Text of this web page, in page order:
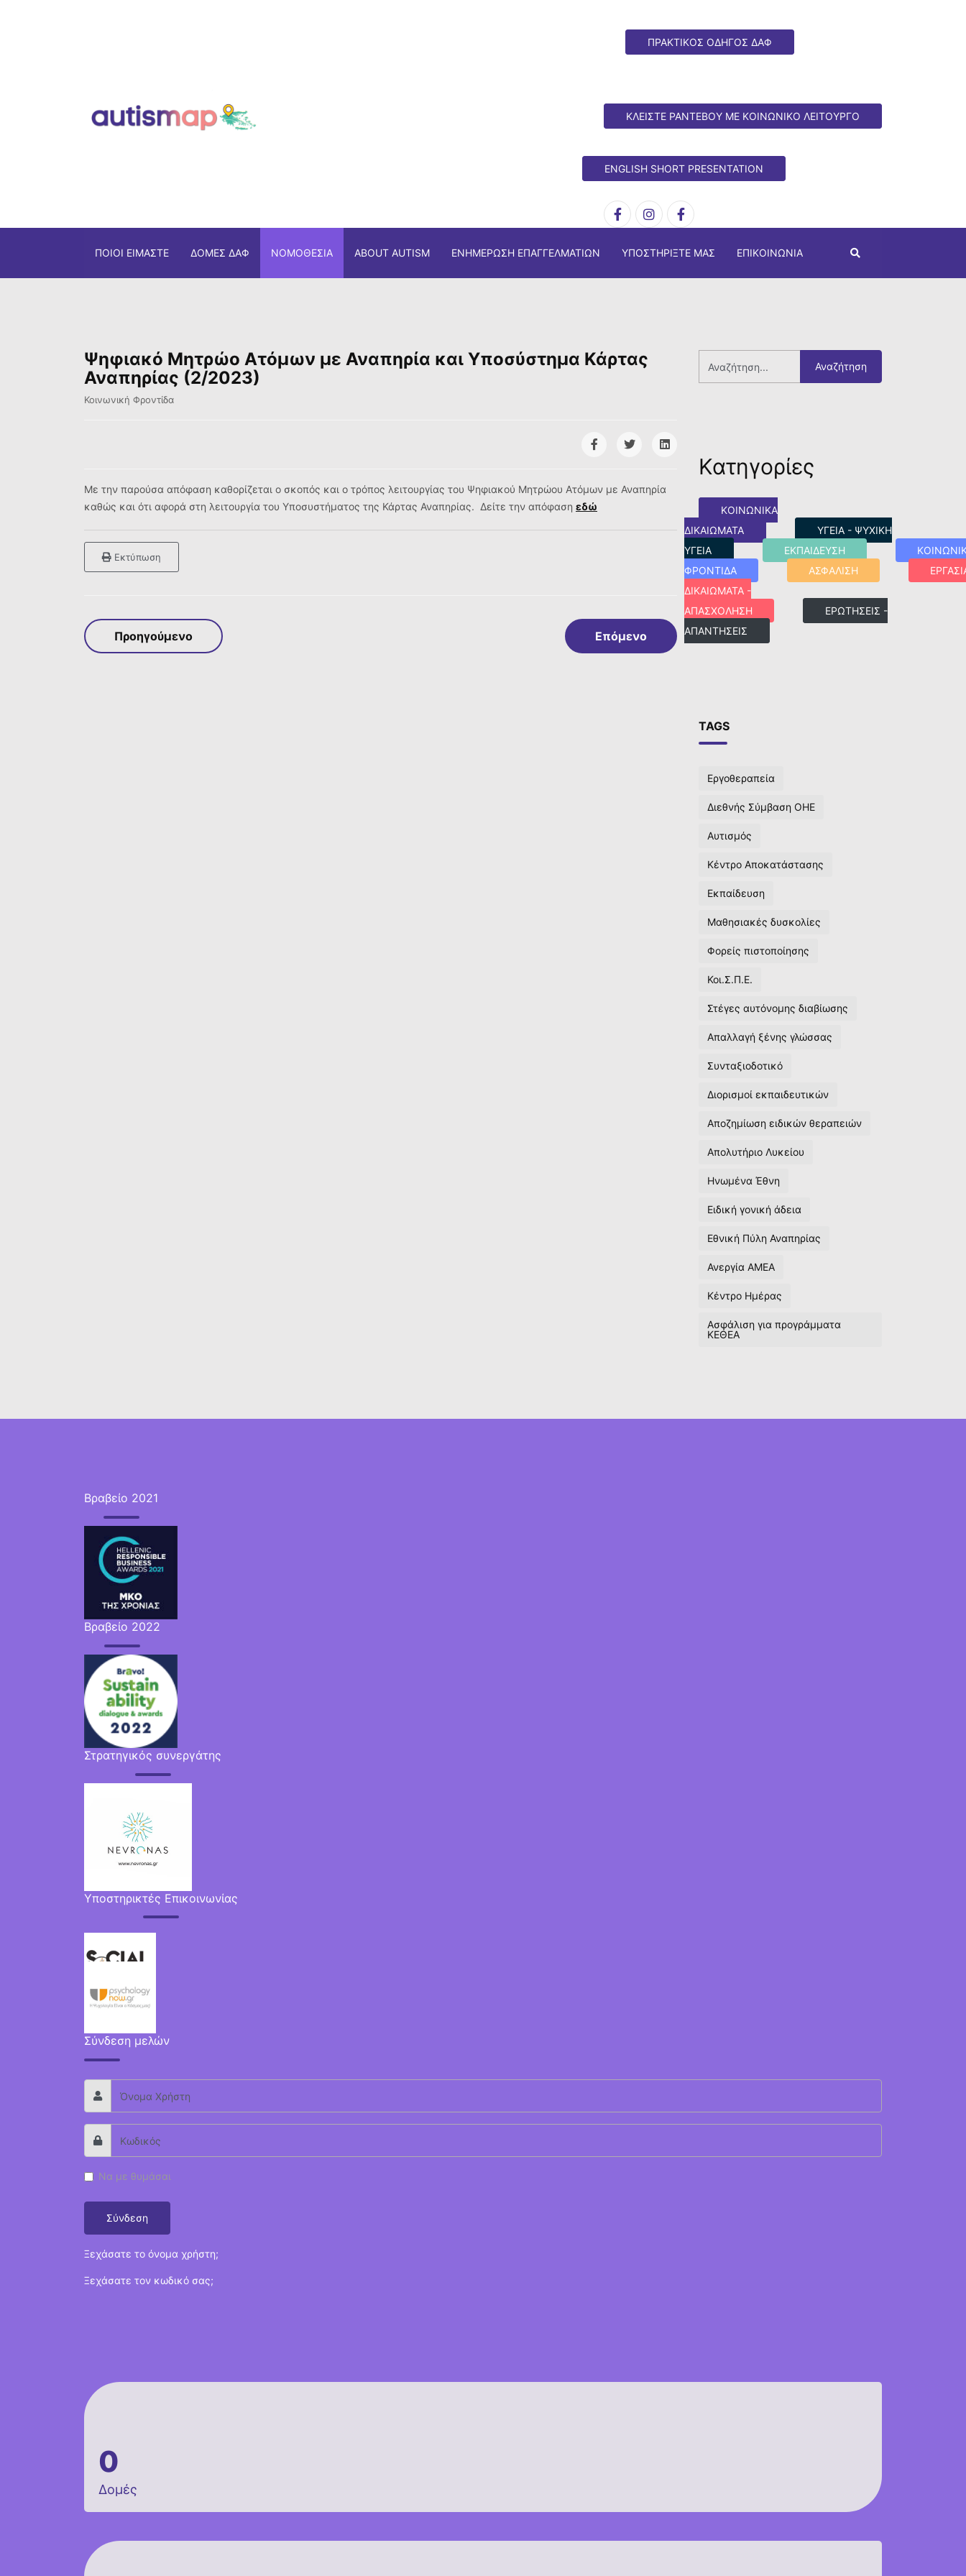
ΠΡΑΚΤΙΚΟΣ ΟΔΗΓΟΣ ΔΑΦ
ΚΛΕΙΣΤΕ ΡΑΝΤΕΒΟΥ ΜΕ ΚΟΙΝΩΝΙΚΟ ΛΕΙΤΟΥΡΓΟ
ENGLISH SHORT PRESENTATION
ΠΟΙΟΙ ΕΊΜΑΣΤΕ ΔΟΜΈΣ ΔΑΦ ΝΟΜΟΘΕΣΊΑ ABOUT AUTISM ΕΝΗΜΈΡΩΣΗ ΕΠΑΓΓΕΛΜΑΤΙΏΝ ΥΠΟΣΤΗΡΊΞΤΕ ΜΑΣ ΕΠΙΚΟΙΝΩΝΊΑ
Ψηφιακό Μητρώο Ατόμων με Αναπηρία και Υποσύστημα Κάρτας
Αναπηρίας (2/2023)
Κοινωνική Φροντίδα
Με την παρούσα απόφαση καθορίζεται ο σκοπός και ο τρόπος λειτουργίας του Ψηφιακού Μητρώου Ατόμων με Αναπηρία
καθώς και ότι αφορά στη λειτουργία του Υποσυστήματος της Κάρτας Αναπηρίας. Δείτε την απόφαση εδώ
Εκτύπωση
Προηγούμενο Επόμενο
Αναζήτηση
Κατηγορίες
ΚΟΙΝΩΝΙΚΑ
ΔΙΚΑΙΩΜΑΤΑ
ΥΓΕΙΑ - ΨΥΧΙΚΗ
ΥΓΕΙΑ
ΕΚΠΑΙΔΕΥΣΗ
ΦΡΟΝΤΙΔΑ
ΑΣΦΑΛΙΣΗ
ΔΙΚΑΙΩΜΑΤΑ -
ΑΠΑΣΧΟΛΗΣΗ
ΕΡΩΤΗΣΕΙΣ -
ΑΠΑΝΤΗΣΕΙΣ
TAGS
Εργοθεραπεία
Διεθνής Σύμβαση ΟΗΕ
Αυτισμός
Κέντρο Αποκατάστασης
Εκπαίδευση
Μαθησιακές δυσκολίες
Φορείς πιστοποίησης
Κοι.Σ.Π.Ε.
Στέγες αυτόνομης διαβίωσης
Απαλλαγή ξένης γλώσσας
Συνταξιοδοτικό
Διορισμοί εκπαιδευτικών
Αποζημίωση ειδικών θεραπειών
Απολυτήριο Λυκείου
Ηνωμένα Έθνη
Ειδική γονική άδεια
Εθνική Πύλη Αναπηρίας
Ανεργία ΑΜΕΑ
Κέντρο Ημέρας
Ασφάλιση για προγράμματα
ΚΕΘΕΑ
Βραβείο 2021
Βραβείο 2022
Στρατηγικός συνεργάτης
Υποστηρικτές Επικοινωνίας
Σύνδεση μελών
Να με θυμάσαι
Σύνδεση
Ξεχάσατε το όνομα χρήστη;
Ξεχάσατε τον κωδικό σας;
0
Δομές